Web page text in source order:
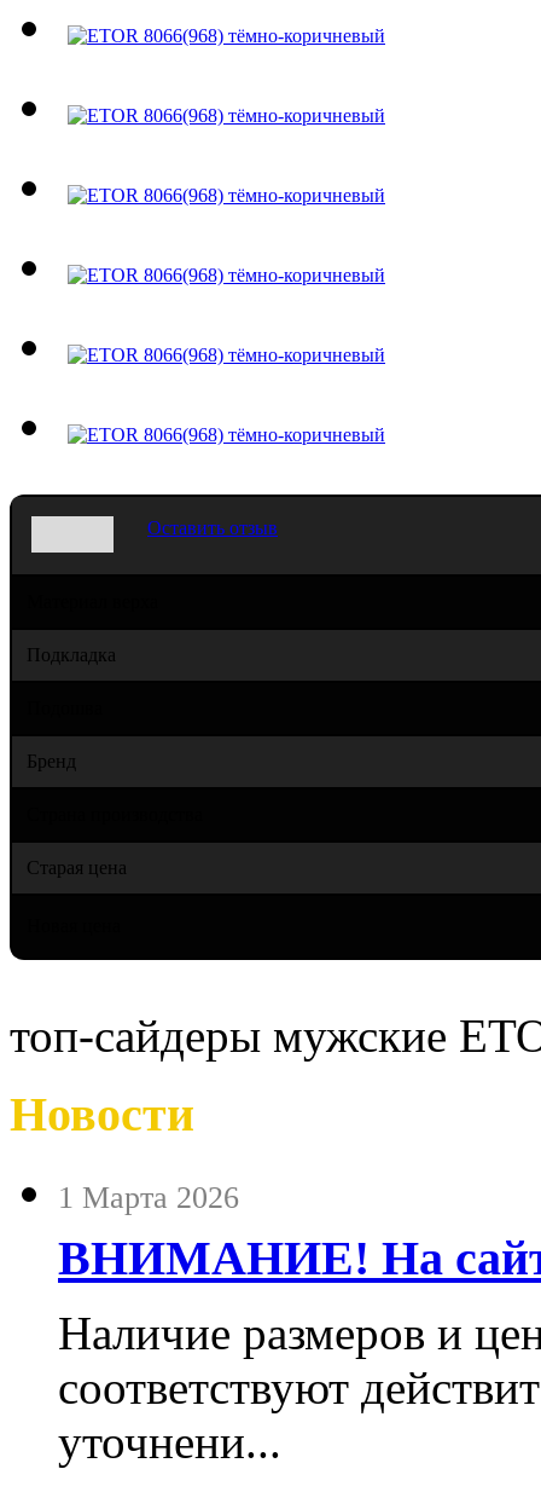
Оставить отзыв
Подкладка
Бренд
Старая цена
топ-сайдеры мужские
Новости
1 Марта 2026
ВНИМАНИЕ! На сайте
Наличие размеров и
соответствуют
уточнени...